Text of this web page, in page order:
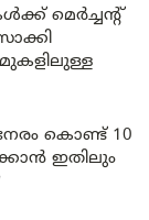
മെർച്ചന്റ്
കൊണ്ട് 10
ഇതിലും